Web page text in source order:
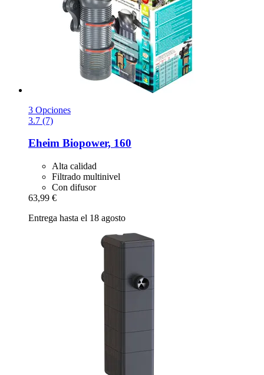
3 Opciones
3.7 (7)
Eheim Biopower, 160
Alta calidad
Filtrado multinivel
Con difusor
63,99 €
Entrega hasta el 18 agosto